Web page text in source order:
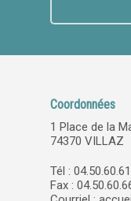
Coordonnées
1 Place de la
74370 VILLAZ
Tél :
Fax :